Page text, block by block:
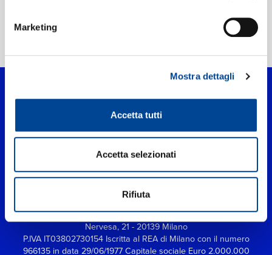
Marketing
Mostra dettagli
Accetta tutti
Accetta selezionati
Rifiuta
UNIVERSAL MUSIC ITALIA s.r.l. (Società con unico socio) | Via
Nervesa, 21 - 20139 Milano
P.IVA IT03802730154 Iscritta al REA di Milano con il numero
966135 in data 29/06/1977Capitale sociale Euro 2.000.000